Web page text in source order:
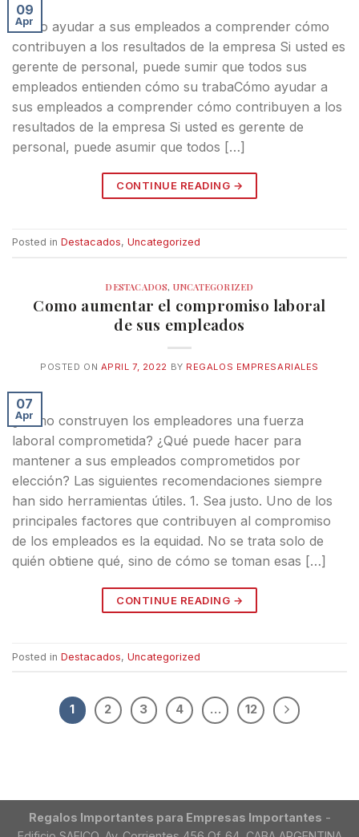
09
Apr
Cómo ayudar a sus empleados a comprender cómo
contribuyen a los resultados de la empresa Si usted es
gerente de personal, puede sumir que todos sus
empleados entienden cómo su trabaCómo ayudar a
sus empleados a comprender cómo contribuyen a los
resultados de la empresa Si usted es gerente de
personal, puede asumir que todos […]
CONTINUE READING →
Posted in Destacados, Uncategorized
DESTACADOS, UNCATEGORIZED
Como aumentar el compromiso laboral
de sus empleados
POSTED ON APRIL 7, 2022 BY REGALOS EMPRESARIALES
07
Apr
¿Cómo construyen los empleadores una fuerza
laboral comprometida? ¿Qué puede hacer para
mantener a sus empleados comprometidos por
elección? Las siguientes recomendaciones siempre
han sido herramientas útiles. 1. Sea justo. Uno de los
principales factores que contribuyen al compromiso
de los empleados es la equidad. No se trata solo de
quién obtiene qué, sino de cómo se toman esas […]
CONTINUE READING →
Posted in Destacados, Uncategorized
1 2 3 4 … 12
Regalos Importantes para Empresas Importantes -